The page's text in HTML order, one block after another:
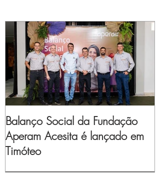
Balanço Social da Fundação
Aperam Acesita é lançado em
Timóteo